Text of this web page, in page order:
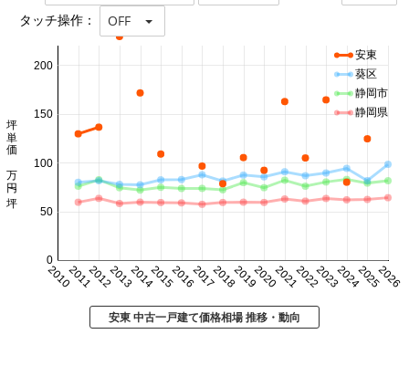
タッチ操作： OFF
20102011201220132014201520162017201820192020202120222023202420252026
0
50
100
150
200
坪単価 万円/坪
安東
葵区
静岡市
静岡県
安東 中古一戸建て価格相場 推移・動向